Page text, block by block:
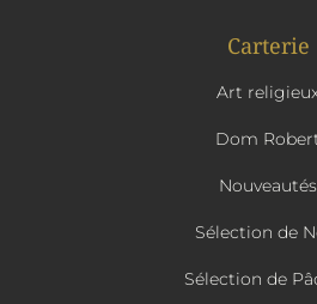
Carterie
Art
Dom
Nouveautés
Sélection de
Sélection de